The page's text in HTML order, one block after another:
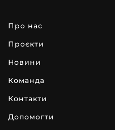
про нас
проєкти
новини
команда
контакти
допомогти